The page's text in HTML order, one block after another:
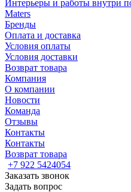
Интерьеры и работы внутри
Maters
Бренды
Оплата и доставка
Условия оплаты
Условия доставки
Возврат товара
Компания
О компании
Новости
Команда
Отзывы
Контакты
Контакты
Возврат товара
+7 922 5424054
Заказать звонок
Задать вопрос